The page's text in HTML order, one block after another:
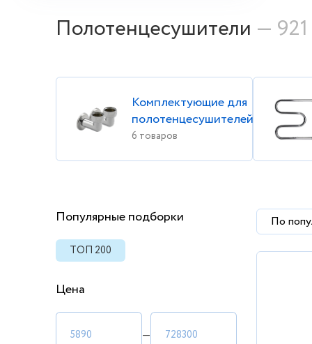
Полотенцесушители — 921
Комплектующие для
полотенцесушителей
6 товаров
Популярные подборки
ТОП 200
Цена
—
По